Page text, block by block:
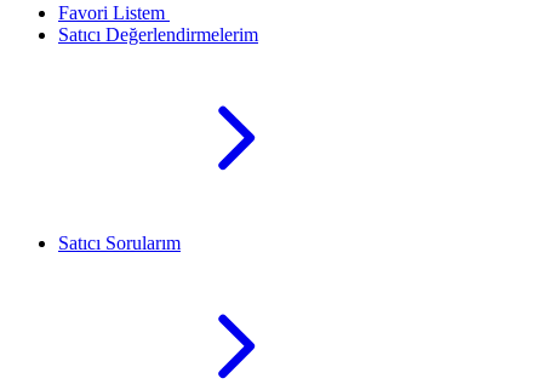
Favori Listem
Satıcı Değerlendirmelerim
Satıcı Sorularım